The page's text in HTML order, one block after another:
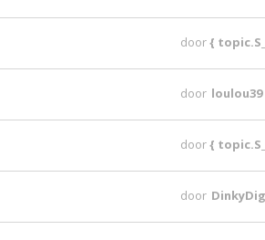
door{
door loulou39
door{
door